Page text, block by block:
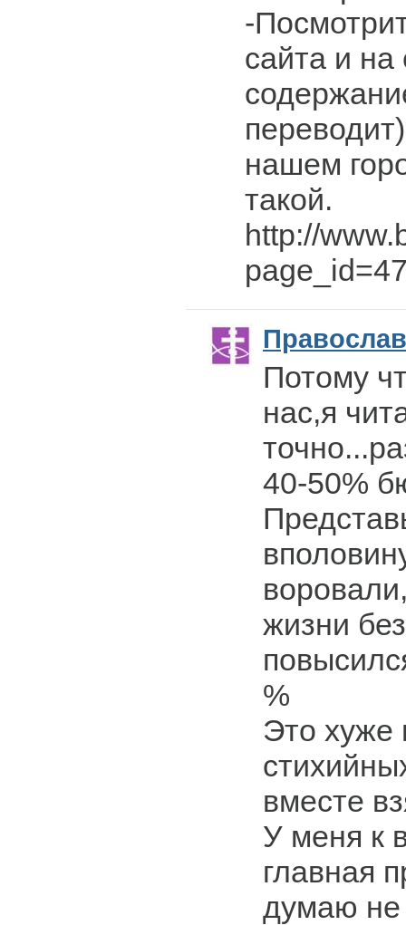
-
сайта и на
нашем
такой.
http://
Потому
нас,я
40-50%
жизни
%
Это хуже
вместе
У меня к
главная
думаю не